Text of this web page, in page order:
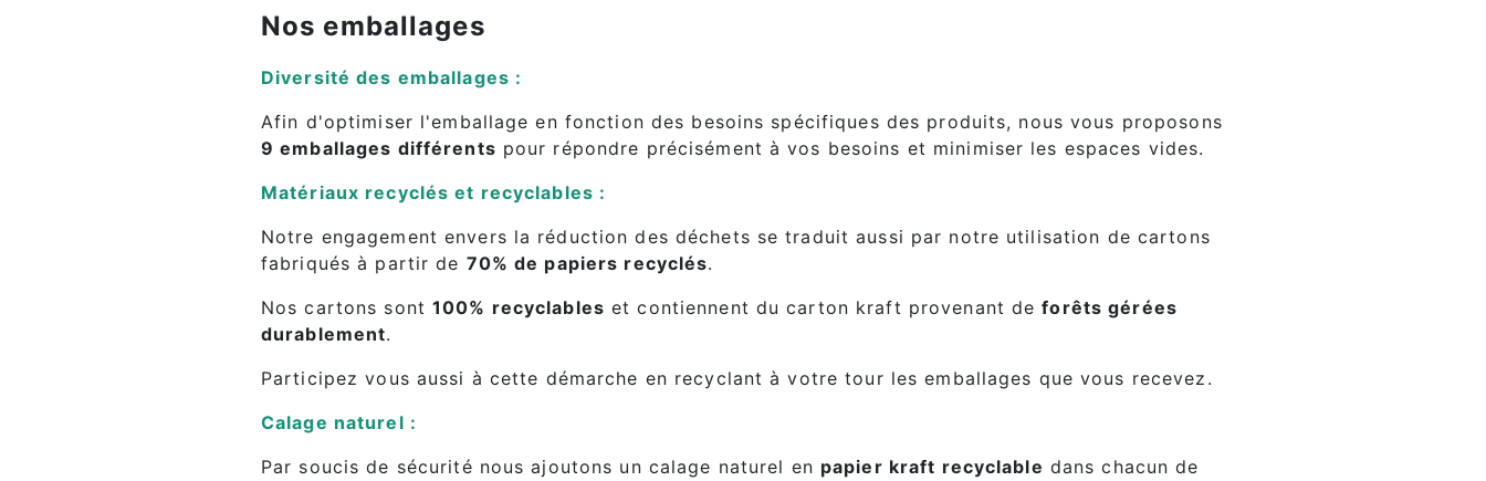
Nos emballages
Diversité des emballages :
Afin d'optimiser l'emballage en fonction des besoins spécifiques des produits, nous vous proposons
9 emballages différents pour répondre précisément à vos besoins et minimiser les espaces vides.
Matériaux recyclés et recyclables :
Notre engagement envers la réduction des déchets se traduit aussi par notre utilisation de cartons
fabriqués à partir de 70% de papiers recyclés.
Nos cartons sont100% recyclables et contiennent du carton kraft provenant deforêts gérées
durablement.
Participez vous aussi à cette démarche en recyclant à votre tour les emballages que vous recevez.
Calage naturel :
Par soucis de sécurité nous ajoutons un calage naturel en papier kraft recyclable dans chacun de